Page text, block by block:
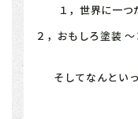
１，世界に一
２，おもしろ塗装
そしてなんとい